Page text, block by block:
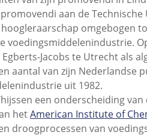
aan de
omgebogen
voedingsmiddelenindustrie.
Egberts-Jacobs te Utrecht als
aantal van zijn Nederlandse
uit 1982.
een onderscheiding
hetAmerican Institute of
droogprocessen van